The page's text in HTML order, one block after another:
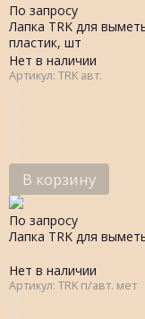
По запросу
Лапка TRK для
пластик, шт
Нет в наличии
Артикул: TRK авт.
В корзину
По запросу
Лапка TRK для
Нет в наличии
Артикул: TRK п/авт. мет